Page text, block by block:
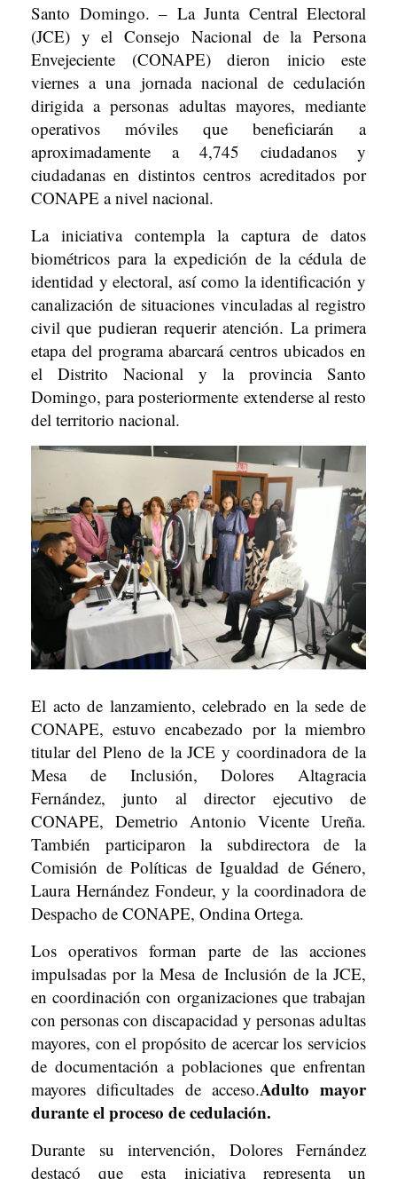
Santo Domingo. – La Junta Central Electoral
(JCE) y el Consejo Nacional de la Persona
Envejeciente (CONAPE) dieron inicio este
viernes a una jornada nacional de cedulación
dirigida a personas adultas mayores, mediante
operativos móviles que beneficiarán a
aproximadamente a 4,745 ciudadanos y
ciudadanas en distintos centros acreditados por
CONAPE a nivel nacional.
La iniciativa contempla la captura de datos
biométricos para la expedición de la cédula de
identidad y electoral, así como la identificación y
canalización de situaciones vinculadas al registro
civil que pudieran requerir atención. La primera
etapa del programa abarcará centros ubicados en
el Distrito Nacional y la provincia Santo
Domingo, para posteriormente extenderse al resto
del territorio nacional.
El acto de lanzamiento, celebrado en la sede de
CONAPE, estuvo encabezado por la miembro
titular del Pleno de la JCE y coordinadora de la
Mesa de Inclusión, Dolores Altagracia
Fernández, junto al director ejecutivo de
CONAPE, Demetrio Antonio Vicente Ureña.
También participaron la subdirectora de la
Comisión de Políticas de Igualdad de Género,
Laura Hernández Fondeur, y la coordinadora de
Despacho de CONAPE, Ondina Ortega.
Los operativos forman parte de las acciones
impulsadas por la Mesa de Inclusión de la JCE,
en coordinación con organizaciones que trabajan
con personas con discapacidad y personas adultas
mayores, con el propósito de acercar los servicios
de documentación a poblaciones que enfrentan
mayores dificultades de acceso.Adulto mayor
durante el proceso de cedulación.
Durante su intervención, Dolores Fernández
destacó que esta iniciativa representa un